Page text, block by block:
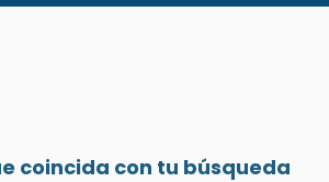
coincida con tu búsqueda